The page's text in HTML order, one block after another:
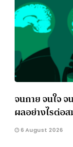
จนกาย จนใจ
ผลอย่างไรต่อ
6 August 2026